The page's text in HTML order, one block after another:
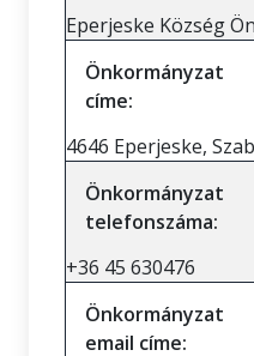
Eperjeske Község
Önkormányzat
címe:
4646 Eperjeske,
Önkormányzat
telefonszáma:
+36 45 630476
Önkormányzat
email címe: